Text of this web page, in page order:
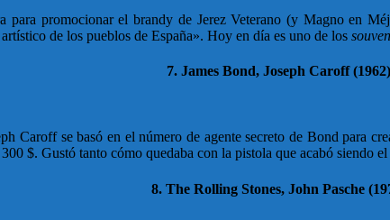
para promocionar el brandy de Jerez Veterano (y Magno en
de los pueblos de España». Hoy en día es uno de los
7. James Bond, Joseph Caroff (1962)
Caroff se basó en el número de agente secreto de Bond para
$. Gustó tanto cómo quedaba con la pistola que acabó siendo
8. The Rolling Stones, John Pasche